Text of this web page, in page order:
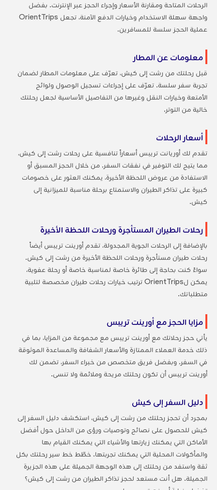
الرحلات المتاحة ومقارنة الأسعار وإجراء الحجز عبر الإنترنت. بفضل
واجهة سهلة الاستخدام وخيارات الدفع الآمنة، تجعل OrientTrips
عملية الحجز سلسة للمسافرين.
معلومات عن المطار
قبل رحلتك من رشت إلى كيش، تعرّف على معلومات المطار لضمان
تجربة سفر سلسة. تعرّف على إجراءات تسجيل الوصول ولوائح
الأمتعة وخيارات النقل وغيرها من التفاصيل الأساسية لجعل رحلتك
خالية من التوتر.
أسعار الرحلات
تقدم لك أوريانت تريبس أسعاراً تنافسية على رحلات رشت إلى كيش،
مما يتيح لك التوفير في نفقات السفر. من خلال الحجز المسبق أو
الاستفادة من عروض اللحظة الأخيرة، يمكنك العثور على خصومات
كبيرة على تذاكر الطيران والاستمتاع برحلة مناسبة للميزانية إلى
كيش.
رحلات الطيران المستأجرة ورحلات اللحظة الأخيرة
بالإضافة إلى الرحلات الجوية المجدولة، تقدم أورينت تريبس أيضاً
رحلات طيران مستأجرة ورحلات اللحظة الأخيرة من رشت إلى كيش.
سواءً كنت بحاجة إلى طائرة خاصة لمناسبة خاصة أو رحلة عفوية،
يمكن لOrientTrips ترتيب خيارات رحلات طيران مخصصة لتلبية
متطلباتك.
مزايا الحجز مع أورينت تريبس
يأتي حجز رحلاتك مع أورينت تريبس مع مجموعة من المزايا، بما في
ذلك خدمة العملاء الممتازة والأسعار الشفافة والمساعدة الموثوقة
في السفر. وبفضل فريق متخصص من خبراء السفر، تضمن لك
أورينت تريبس أن تكون رحلتك مريحة وملائمة ولا تنسى.
دليل السفر إلى كيش
بمجرد أن تحجز رحلتك من رشت إلى كيش، استكشف دليل السفر إلى
كيش للحصول على نصائح وتوصيات ورؤى من الداخل حول أفضل
الأماكن التي يمكنك زيارتها والأشياء التي يمكنك القيام بها
والمأكولات المحلية التي يمكنك تجربتها. خطّط خط سير رحلتك بكل
ثقة واستفد من رحلتك إلى هذه الوجهة الجميلة على هذه الجزيرة
الجميلة. هل أنت مستعد لحجز تذاكر الطيران من رشت إلى كيش؟